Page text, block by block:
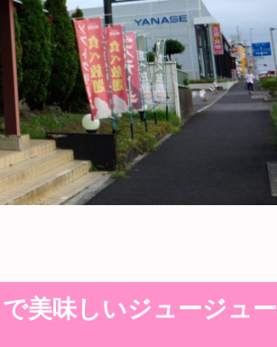
美味しいジュージュー